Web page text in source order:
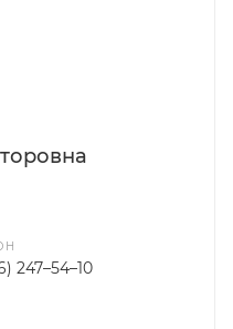
247–54–10